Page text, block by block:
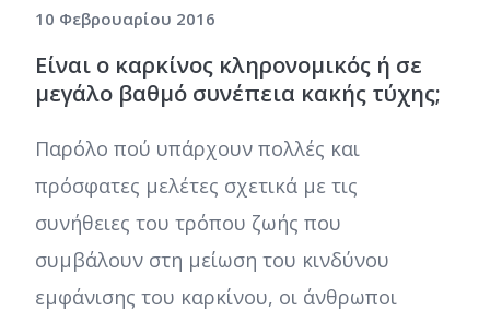
10 Φεβρουαρίου 2016
Είναι ο καρκίνος κληρονομικός ή σε
μεγάλο βαθμό συνέπεια κακής τύχης;
Παρόλο πού υπάρχουν πολλές και
πρόσφατες μελέτες σχετικά με τις
συνήθειες του τρόπου ζωής που
συμβάλουν στη μείωση του κινδύνου
εμφάνισης του καρκίνου, οι άνθρωποι